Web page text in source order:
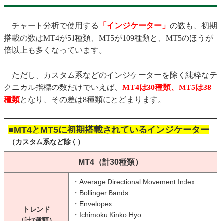
チャート分析で使用する 「インジケーター」 の数も、初期
搭載の数はMT4が51種類、MT5が109種類と、MT5のほうが
倍以上も多くなっています。
ただし、カスタム系などのインジケーターを除く純粋なテ
クニカル指標の数だけでいえば、 MT4は30種類、MT5は38
種類となり、その差は8種類にとどまります。
■MT4とMT5に初期搭載されているインジケーター
（カスタム系など除く）
MT4（計30種類）
トレンド
・Average Directional Movement Index
・Bollinger Bands
・Envelopes
・Ichimoku Kinko Hyo